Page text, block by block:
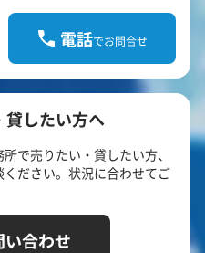
電話でお問合せ
貸したい方へ
で売りたい・貸したい方、
ださい。状況に合わせてご
い合わせ